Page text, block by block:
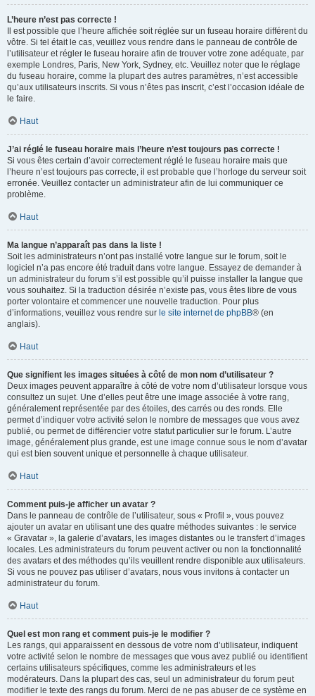
L’heure n’est pas correcte !
Il est possible que l’heure affichée soit réglée sur un fuseau horaire différent du
vôtre. Si tel était le cas, veuillez vous rendre dans le panneau de contrôle de
l’utilisateur et régler le fuseau horaire afin de trouver votre zone adéquate, par
exemple Londres, Paris, New York, Sydney, etc. Veuillez noter que le réglage
du fuseau horaire, comme la plupart des autres paramètres, n’est accessible
qu’aux utilisateurs inscrits. Si vous n’êtes pas inscrit, c’est l’occasion idéale de
le faire.
Haut
J’ai réglé le fuseau horaire mais l’heure n’est toujours pas correcte !
Si vous êtes certain d’avoir correctement réglé le fuseau horaire mais que
l’heure n’est toujours pas correcte, il est probable que l’horloge du serveur soit
erronée. Veuillez contacter un administrateur afin de lui communiquer ce
problème.
Haut
Ma langue n’apparaît pas dans la liste !
Soit les administrateurs n’ont pas installé votre langue sur le forum, soit le
logiciel n’a pas encore été traduit dans votre langue. Essayez de demander à
un administrateur du forum s’il est possible qu’il puisse installer la langue que
vous souhaitez. Si la traduction désirée n’existe pas, vous êtes libre de vous
porter volontaire et commencer une nouvelle traduction. Pour plus
d’informations, veuillez vous rendre sur le site internet de phpBB® (en
anglais).
Haut
Que signifient les images situées à côté de mon nom d’utilisateur ?
Deux images peuvent apparaître à côté de votre nom d’utilisateur lorsque vous
consultez un sujet. Une d’elles peut être une image associée à votre rang,
généralement représentée par des étoiles, des carrés ou des ronds. Elle
permet d’indiquer votre activité selon le nombre de messages que vous avez
publié, ou permet de différencier votre statut particulier sur le forum. L’autre
image, généralement plus grande, est une image connue sous le nom d’avatar
qui est bien souvent unique et personnelle à chaque utilisateur.
Haut
Comment puis-je afficher un avatar ?
Dans le panneau de contrôle de l’utilisateur, sous « Profil », vous pouvez
ajouter un avatar en utilisant une des quatre méthodes suivantes : le service
« Gravatar », la galerie d’avatars, les images distantes ou le transfert d’images
locales. Les administrateurs du forum peuvent activer ou non la fonctionnalité
des avatars et des méthodes qu’ils veuillent rendre disponible aux utilisateurs.
Si vous ne pouvez pas utiliser d’avatars, nous vous invitons à contacter un
administrateur du forum.
Haut
Quel est mon rang et comment puis-je le modifier ?
Les rangs, qui apparaissent en dessous de votre nom d’utilisateur, indiquent
votre activité selon le nombre de messages que vous avez publié ou identifient
certains utilisateurs spécifiques, comme les administrateurs et les
modérateurs. Dans la plupart des cas, seul un administrateur du forum peut
modifier le texte des rangs du forum. Merci de ne pas abuser de ce système en